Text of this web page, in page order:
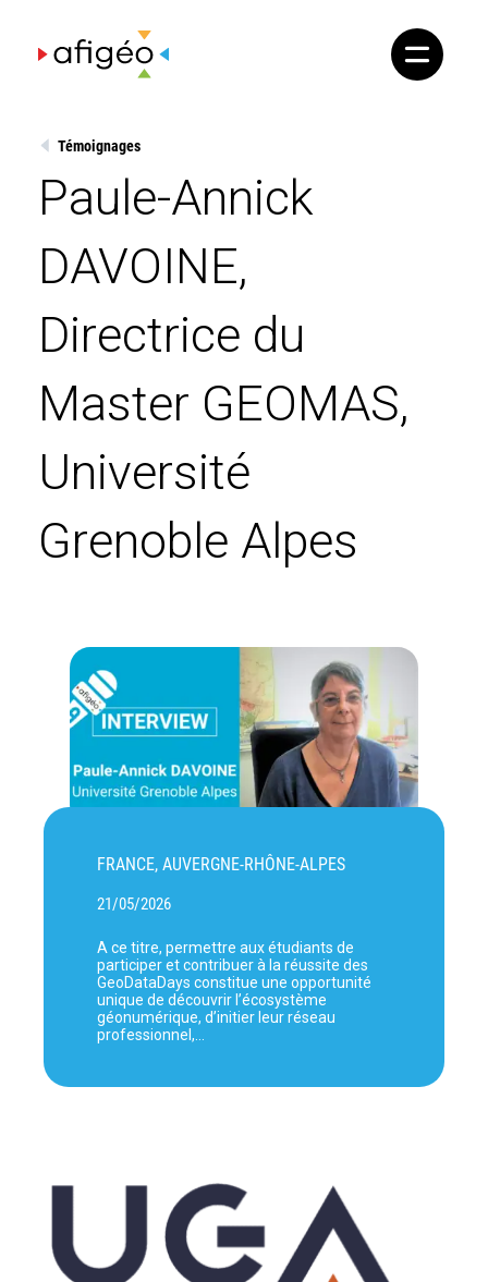
content
Témoignages
Paule-Annick
DAVOINE,
Directrice du
Master GEOMAS,
Université
Grenoble Alpes
FRANCE, AUVERGNE-RHÔNE-ALPES
21/05/2026
A ce titre, permettre aux étudiants de
participer et contribuer à la réussite des
GeoDataDays constitue une opportunité
unique de découvrir l’écosystème
géonumérique, d’initier leur réseau
professionnel,…